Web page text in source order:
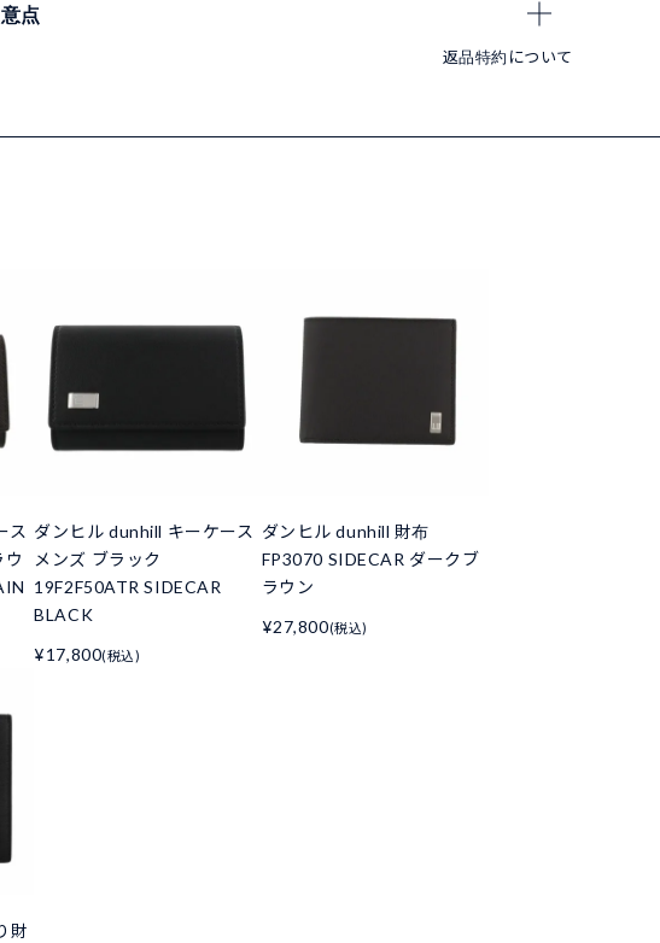
点
返品特約について
ス
ウ
ダンヒル dunhill キーケース
メンズ ブラック
19F2F50ATR SIDECAR
BLACK
¥17,800(税込)
ダンヒル dunhill 財布
FP3070 SIDECAR ダークブ
ラウン
¥27,800(税込)
財